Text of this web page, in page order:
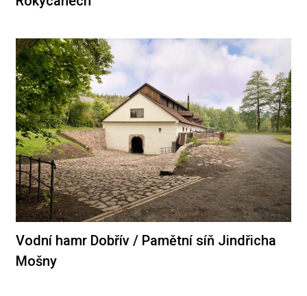
Vodní hamr Dobřív / Pamětní síň Jindřicha
Mošny